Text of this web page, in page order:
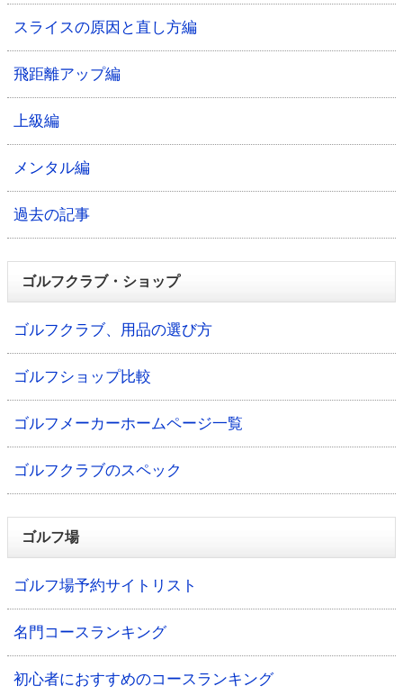
スライスの原因と直し方編
飛距離アップ編
上級編
メンタル編
過去の記事
ゴルフクラブ・ショップ
ゴルフクラブ、用品の選び方
ゴルフショップ比較
ゴルフメーカーホームページ一覧
ゴルフクラブのスペック
ゴルフ場
ゴルフ場予約サイトリスト
名門コースランキング
初心者におすすめのコースランキング